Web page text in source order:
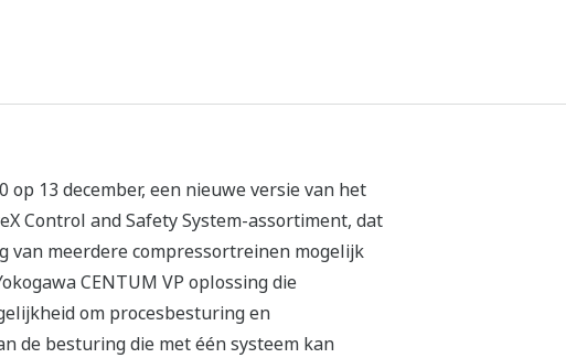
op 13 december, een nieuwe versie van het
Control and Safety System-assortiment, dat
van meerdere compressortreinen mogelijk
CENTUM VP oplossing die
om procesbesturing en
de besturing die met één systeem kan